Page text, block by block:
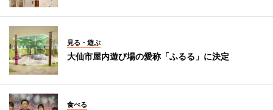
見る・遊ぶ
大仙市屋内遊び場の愛称「ふるる」に決定
食べる